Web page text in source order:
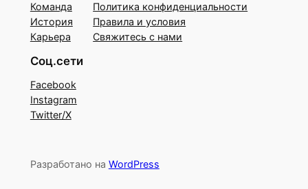
Команда
История
Карьера
Политика конфиденциальности
Правила и условия
Свяжитесь с нами
Соц.сети
Facebook
Instagram
Twitter/X
Разработано на WordPress